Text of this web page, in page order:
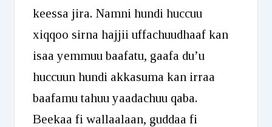
keessa jira. Namni hundi huccuu
xiqqoo sirna hajjii uffachuudhaaf kan
isaa yemmuu baafatu, gaafa du’u
huccuun hundi akkasuma kan irraa
baafamu tahuu yaadachuu qaba.
Beekaa fi wallaalaan, guddaa fi